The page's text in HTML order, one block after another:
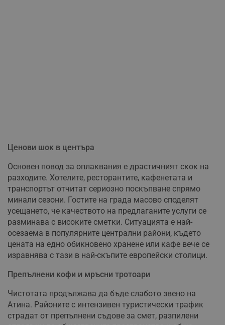
Ценови шок в центъра
Основен повод за оплаквания е драстичният скок на
разходите. Хотелите, ресторантите, кафенетата и
транспортът отчитат сериозно поскъпване спрямо
минали сезони. Гостите на града масово споделят
усещането, че качеството на предлаганите услуги се
разминава с високите сметки. Ситуацията е най-
осезаема в популярните централни райони, където
цената на едно обикновено хранене или кафе вече се
изравнява с тази в най-скъпите европейски столици.
Препълнени кофи и мръсни тротоари
Чистотата продължава да бъде слабото звено на
Атина. Районите с интензивен туристически трафик
страдат от препълнени съдове за смет, разпилени